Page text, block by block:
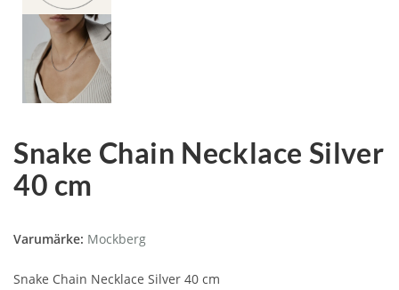
Snake Chain Necklace Silver
40 cm
Varumärke: Mockberg
Snake Chain Necklace Silver 40 cm